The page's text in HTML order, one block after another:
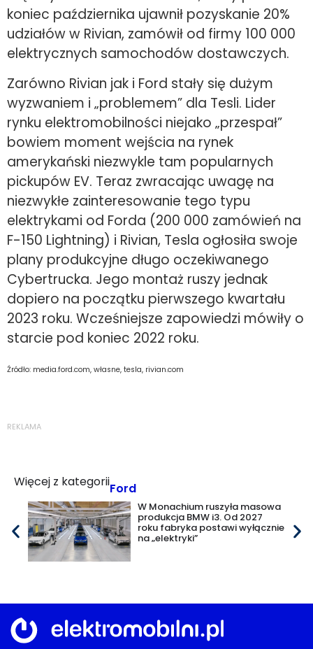
koniec października ujawnił pozyskanie 20%
udziałów w Rivian, zamówił od firmy 100 000
elektrycznych samochodów dostawczych.
Zarówno Rivian jak i Ford stały się dużym
wyzwaniem i „problemem” dla Tesli. Lider
rynku elektromobilności niejako „przespał”
bowiem moment wejścia na rynek
amerykański niezwykle tam popularnych
pickupów EV. Teraz zwracając uwagę na
niezwykłe zainteresowanie tego typu
elektrykami od Forda (200 000 zamówień na
F-150 Lightning) i Rivian, Tesla ogłosiła swoje
plany produkcyjne długo oczekiwanego
Cybertrucka. Jego montaż ruszy jednak
dopiero na początku pierwszego kwartału
2023 roku. Wcześniejsze zapowiedzi mówiły o
starcie pod koniec 2022 roku.
Źródło: media.ford.com, własne, tesla, rivian.com
REKLAMA
Więcej z kategoriiFord
W Monachium ruszyła masowa
produkcja BMW i3. Od 2027
roku fabryka postawi wyłącznie
na „elektryki”